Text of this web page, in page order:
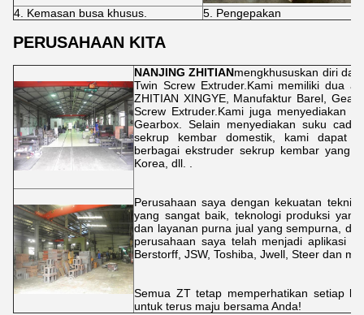
4. Kemasan busa khusus. 5. Pengepakan
PERUSAHAAN KITA
NANJING ZHITIANmengkhususkan diri
Twin Screw Extruder.Kami memiliki dua
ZHITIAN XINGYE, Manufaktur Barel,
Screw Extruder.Kami juga menyediakan
Gearbox. Selain menyediakan suku
sekrup kembar domestik, kami dapat
berbagai ekstruder sekrup kembar yang
Korea, dll. .
Perusahaan saya dengan kekuatan
yang sangat baik, teknologi produksi
dan layanan purna jual yang sempurna,
perusahaan saya telah menjadi aplikasi
Berstorff, JSW, Toshiba, Jwell, Steer dan
Semua ZT tetap memperhatikan setiap
untuk terus maju bersama Anda!